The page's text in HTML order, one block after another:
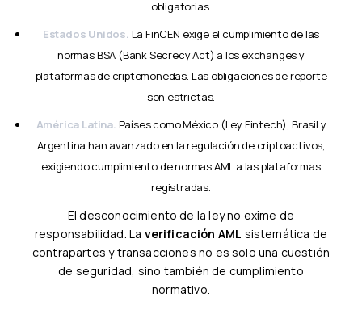
obligatorias.
Estados Unidos. La FinCEN exige el cumplimiento de las
normas BSA (Bank Secrecy Act) a los exchanges y
plataformas de criptomonedas. Las obligaciones de reporte
son estrictas.
América Latina. Países como México (Ley Fintech), Brasil y
Argentina han avanzado en la regulación de criptoactivos,
exigiendo cumplimiento de normas AML a las plataformas
registradas.
El desconocimiento de la ley no exime de
responsabilidad. La verificación AML sistemática de
contrapartes y transacciones no es solo una cuestión
de seguridad, sino también de cumplimiento
normativo.